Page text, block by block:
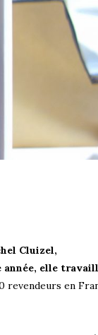
Cluizel,
année, elle
revendeurs en